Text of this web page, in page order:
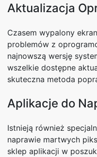
Aktualizacja
Czasem wypalony
problemów z
najnowszą wersję
wszelkie dostępne
skuteczna metoda
Aplikacje do
Istnieją również
naprawie martwych
sklep aplikacji w